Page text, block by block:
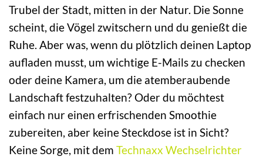
Trubel der Stadt, mitten in der Natur. Die Sonne
scheint, die Vögel zwitschern und du genießt die
Ruhe. Aber was, wenn du plötzlich deinen Laptop
aufladen musst, um wichtige E-Mails zu checken
oder deine Kamera, um die atemberaubende
Landschaft festzuhalten? Oder du möchtest
einfach nur einen erfrischenden Smoothie
zubereiten, aber keine Steckdose ist in Sicht?
Keine Sorge, mit dem Technaxx Wechselrichter